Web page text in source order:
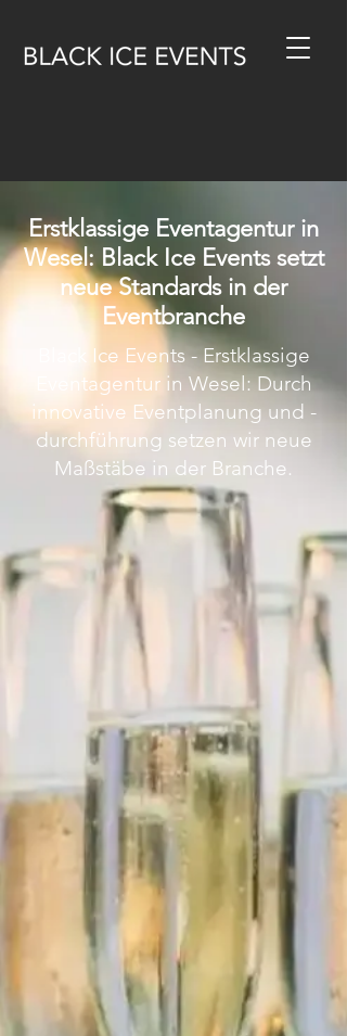
Erstklassige Eventagentur in
Wesel: Black Ice Events setzt
neue Standards in der
Eventbranche
Black Ice Events - Erstklassige
Eventagentur in Wesel: Durch
innovative Eventplanung und -
durchführung setzen wir neue
Maßstäbe in der Branche.